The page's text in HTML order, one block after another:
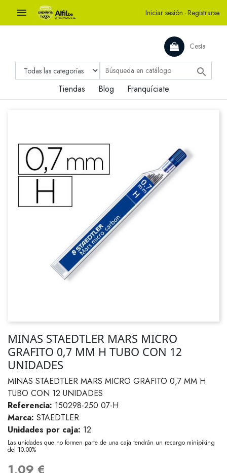
 Iniciar sesión · Registrarse
Cesta

Tiendas Blog Franquíciate
MINAS STAEDTLER MARS MICRO
GRAFITO 0,7 MM H TUBO CON 12
UNIDADES
MINAS STAEDTLER MARS MICRO GRAFITO 0,7 MM H
TUBO CON 12 UNIDADES
Referencia: 150298-250 07-H
Marca: STAEDTLER
Unidades por caja: 12
Las unidades que no formen parte de una caja tendrán un recargo minipiking
del 10.00%
1,09 €